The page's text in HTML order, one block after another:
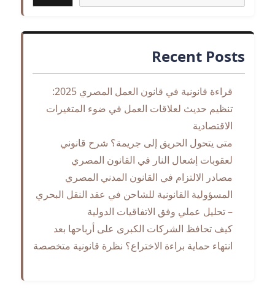
Recent Posts
قراءة قانونية في قانون العمل المصري 2025:
تنظيم حديث لعلاقات العمل في ضوء المتغيرات
الاقتصادية
متى يتحول الحريق إلى جريمة؟ شرح قانوني
لعقوبات إشعال النار في القانون المصري
مصادر الالتزام في القانون المدني المصري
المسؤولية القانونية للشاحن في عقد النقل البحري
– تحليل عملي وفق الاتفاقيات الدولية
كيف تحافظ الشركات الكبرى على أرباحها بعد
انتهاء حماية براءة الاختراع؟ نظرة قانونية متخصصة